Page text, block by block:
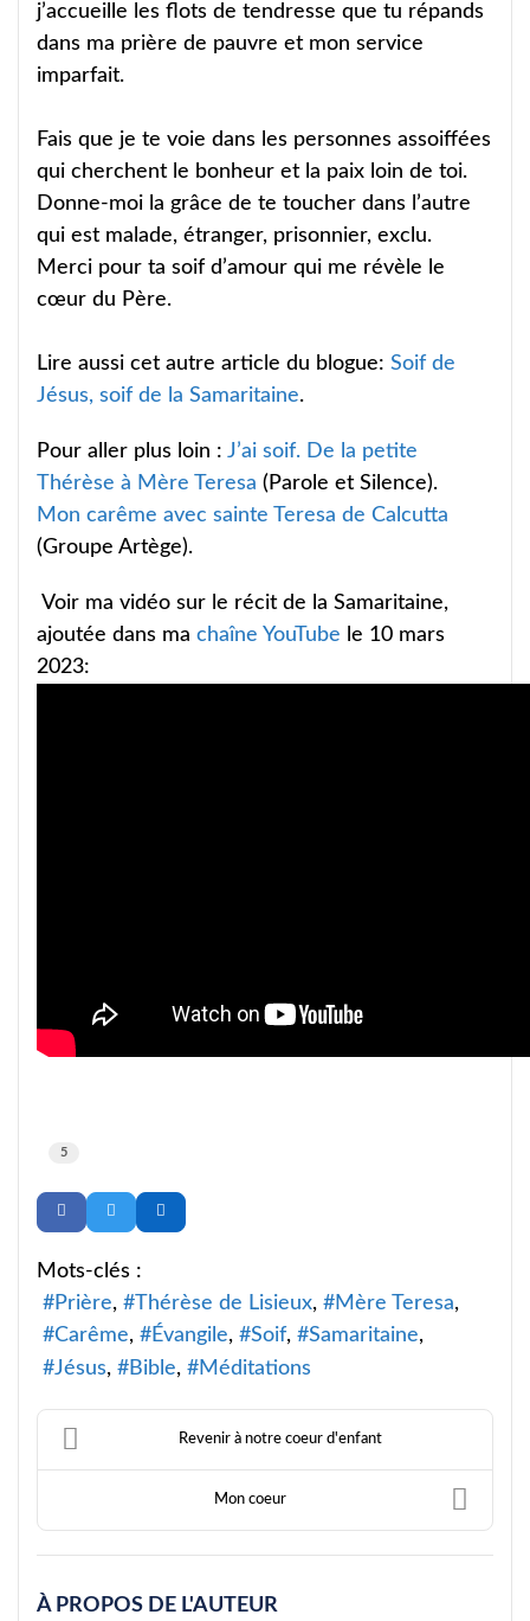
j’accueille les flots de tendresse que tu répands
dans ma prière de pauvre et mon service
imparfait.
Fais que je te voie dans les personnes assoiffées
qui cherchent le bonheur et la paix loin de toi.
Donne-moi la grâce de te toucher dans l’autre
qui est malade, étranger, prisonnier, exclu.
Merci pour ta soif d’amour qui me révèle le
cœur du Père.
Lire aussi cet autre article du blogue: Soif de
Jésus, soif de la Samaritaine.
Pour aller plus loin : J’ai soif. De la petite
Thérèse à Mère Teresa (Parole et Silence).
Mon carême avec sainte Teresa de Calcutta
(Groupe Artège).
Voir ma vidéo sur le récit de la Samaritaine,
ajoutée dans ma chaîne YouTube le 10 mars
2023:
5
Mots-clés :
Prière
Thérèse de Lisieux
Mère Teresa
Carême
Évangile Soif
Samaritaine
Jésus
Bible Méditations
Revenir à notre coeur d'enfant
Mon coeur
À PROPOS DE L'AUTEUR